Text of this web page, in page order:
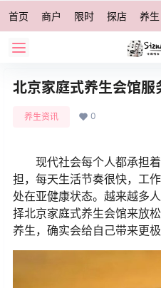
首页 商户 限时 探店 养生
北京家庭式养生会馆服
养生资讯 0
现代社会每个人都承担
担，每天生活节奏很快，工
处在亚健康状态。越来越多
择北京家庭式养生会馆来放
养生，确实会给自己带来更